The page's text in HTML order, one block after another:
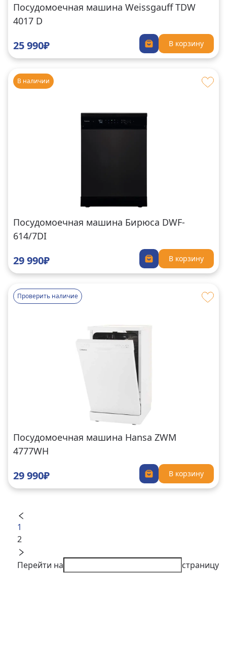
Посудомоечная машина Weissgauff TDW
4017 D
25 990₽ В корзину
В наличии
Посудомоечная машина Бирюса DWF-
614/7DI
29 990₽ В корзину
Проверить наличие
Посудомоечная машина Hansa ZWM
4777WH
29 990₽ В корзину
1
2
Перейти на страницу